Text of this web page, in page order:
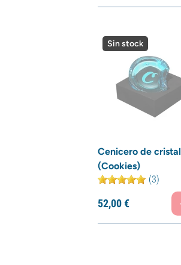
Sin stock
Cenicero de cristal
(Cookies)
(3)
52,00€